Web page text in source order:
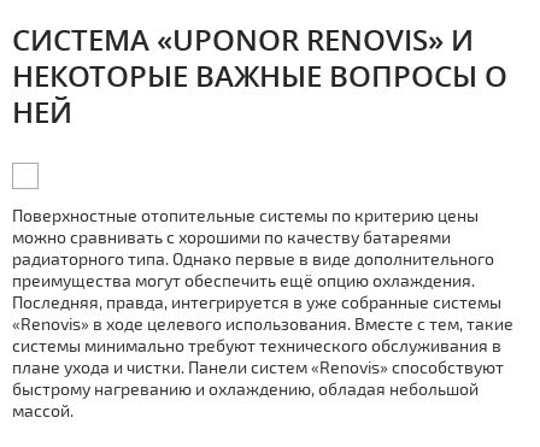
СИСТЕМА «UPONOR RENOVIS» И
НЕКОТОРЫЕ ВАЖНЫЕ ВОПРОСЫ О
НЕЙ
Поверхностные отопительные системы по критерию цены
можно сравнивать с хорошими по качеству батареями
радиаторного типа. Однако первые в виде дополнительного
преимущества могут обеспечить ещё опцию охлаждения.
Последняя, правда, интегрируется в уже собранные системы
«Renovis» в ходе целевого использования. Вместе с тем, такие
системы минимально требуют технического обслуживания в
плане ухода и чистки. Панели систем «Renovis» способствуют
быстрому нагреванию и охлаждению, обладая небольшой
массой.